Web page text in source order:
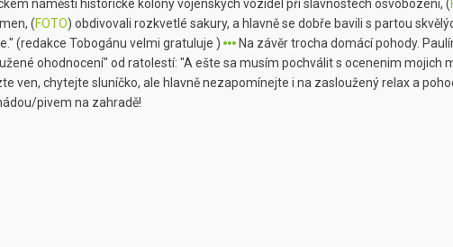
náměstí historické kolony vojenských vozidel při slavnostech osvobození, (
(FOTO) obdivovali rozkvetlé sakury, a hlavně se dobře bavili s partou
(redakce Tobogánu velmi gratuluje )
Na závěr trocha domácí pohody.
ohodnocení" od ratolestí: "A ešte sa musím pochválit s ocenenim mojich
ven, chytejte sluníčko, ale hlavně nezapomínejte i na zasloužený relax a
pivem na zahradě!